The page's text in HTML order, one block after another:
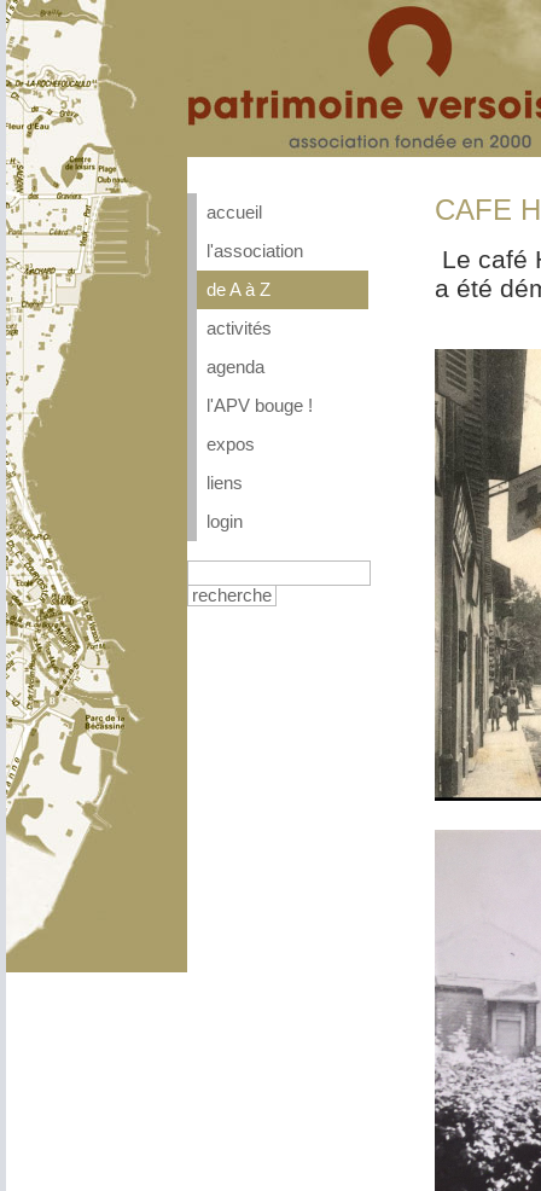
accueil
l'association
de A à Z
activités
agenda
l'APV bouge !
expos
liens
login
recherche
CAFE
Le café
a été